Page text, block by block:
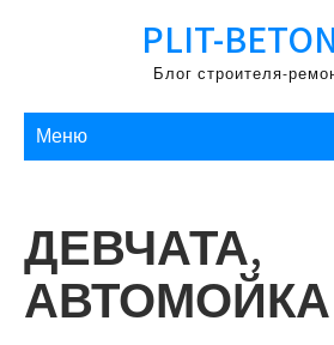
PLIT-
Блог строителя-
Меню
ДЕВЧАТА,
АВТОМОЙКА